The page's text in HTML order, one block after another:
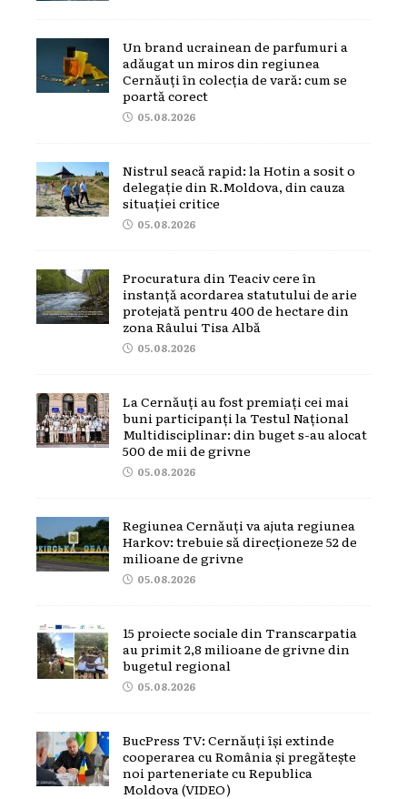
Un brand ucrainean de parfumuri a
adăugat un miros din regiunea
Cernăuți în colecția de vară: cum se
poartă corect
05.08.2026
Nistrul seacă rapid: la Hotin a sosit o
delegație din R.Moldova, din cauza
situației critice
05.08.2026
Procuratura din Teaciv cere în
instanță acordarea statutului de arie
protejată pentru 400 de hectare din
zona Râului Tisa Albă
05.08.2026
La Cernăuți au fost premiați cei mai
buni participanți la Testul Național
Multidisciplinar: din buget s-au alocat
500 de mii de grivne
05.08.2026
Regiunea Cernăuți va ajuta regiunea
Harkov: trebuie să direcționeze 52 de
milioane de grivne
05.08.2026
15 proiecte sociale din Transcarpatia
au primit 2,8 milioane de grivne din
bugetul regional
05.08.2026
BucPress TV: Cernăuți își extinde
cooperarea cu România și pregătește
noi parteneriate cu Republica
Moldova (VIDEO)